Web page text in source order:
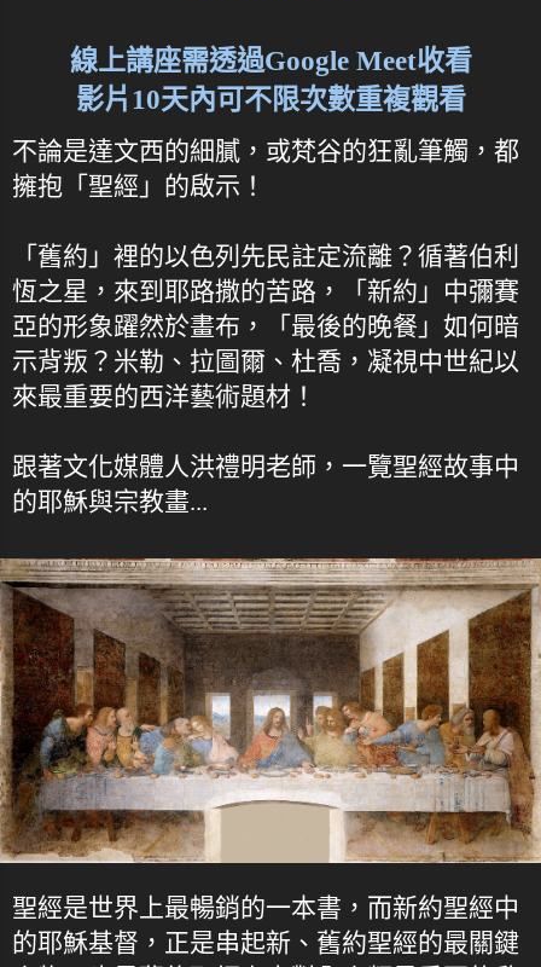
線上講座需透過Google Meet收看
影片10天內可不限次數重複觀看
不論是達文西的細膩，或梵谷的狂亂筆觸，都
擁抱「聖經」的啟示！
「舊約」裡的以色列先民註定流離？循著伯利
恆之星，來到耶路撒的苦路，「新約」中彌賽
亞的形象躍然於畫布，「最後的晚餐」如何暗
示背叛？米勒、拉圖爾、杜喬，凝視中世紀以
來最重要的西洋藝術題材！
跟著文化媒體人洪禮明老師，一覽聖經故事中
的耶穌與宗教畫...
聖經是世界上最暢銷的一本書，而新約聖經中
的耶穌基督，正是串起新、舊約聖經的最關鍵